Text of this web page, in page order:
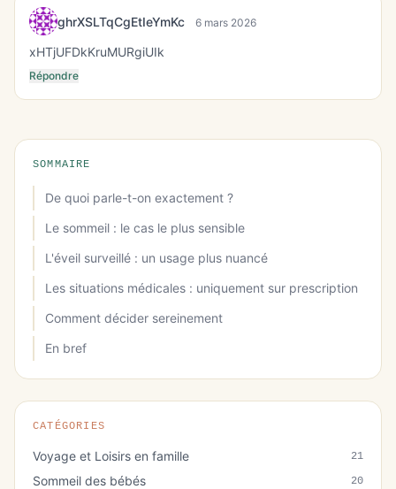
ghrXSLTqCgEtIeYmKc 6 mars 2026
xHTjUFDkKruMURgiUIk
Répondre
SOMMAIRE
De quoi parle-t-on exactement ?
Le sommeil : le cas le plus sensible
L'éveil surveillé : un usage plus nuancé
Les situations médicales : uniquement sur prescription
Comment décider sereinement
En bref
CATÉGORIES
Voyage et Loisirs en famille 21
Sommeil des bébés 20